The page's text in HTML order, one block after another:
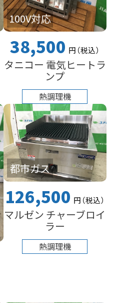
100V対応
38,500 円（税込）
タニコー 電気ヒートラ
ンプ
熱調理機
都市ガス
126,500 円（税込）
マルゼン チャーブロイ
ラー
熱調理機